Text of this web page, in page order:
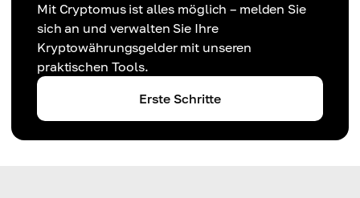
Mit Cryptomus ist alles möglich – melden Sie
sich an und verwalten Sie Ihre
Kryptowährungsgelder mit unseren
praktischen Tools.
Erste Schritte